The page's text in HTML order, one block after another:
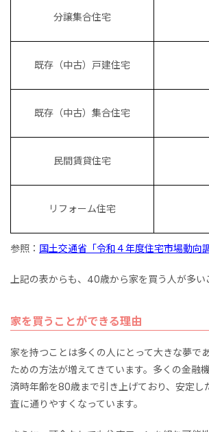
分譲集合住宅
既存（中古）戸建住宅
既存（中古）集合住宅
民間賃貸住宅
リフォーム住宅
参照： 国土交通省「令和４年度住宅市場動向
上記の表からも、40歳から家を買う人が多い
家を買うことができる理由
家を持つことは多くの人にとって大きな夢で
ための方法が増えてきています。多くの金融
済時年齢を80歳まで引き上げており、安定し
査に通りやすくなっています。